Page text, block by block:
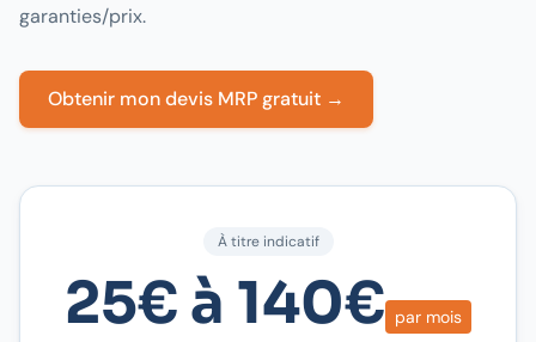
garanties/prix.
Obtenir mon devis MRP gratuit →
À titre indicatif
25€ à 140€ par mois